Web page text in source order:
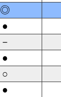
◎
●
－
●
○
●